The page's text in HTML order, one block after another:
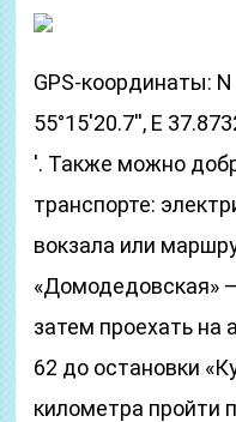
GPS-координаты: N
55°15′20.7′′, E
′. Также можно
транспорте:
вокзала или
«Домодедовская»
затем проехать на
62 до остановки
километра пройти